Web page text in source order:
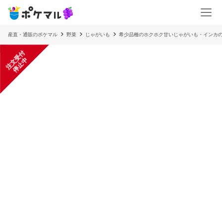
産直・通販のポケマル 野菜 じゃがいも 希少品種のホクホク甘いじゃがいも・インカ
注
文
受
付
停
止
中